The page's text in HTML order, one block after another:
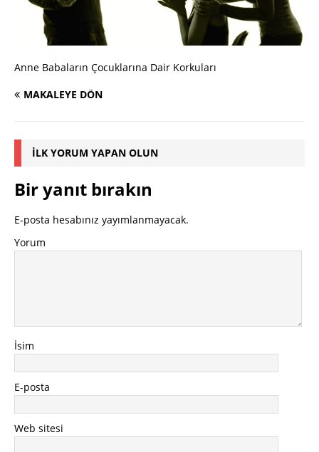
Anne Babaların Çocuklarına Dair Korkuları
MAKALEYE DÖN
İLK YORUM YAPAN OLUN
Bir yanıt bırakın
E-posta hesabınız yayımlanmayacak.
Yorum
İsim
E-posta
Web sitesi